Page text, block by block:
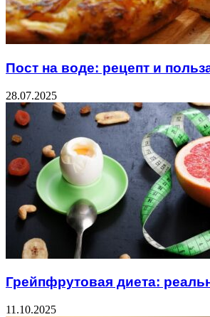
Пост на воде: рецепт и
28.07.2025
Грейпфрутовая диета:
11.10.2025